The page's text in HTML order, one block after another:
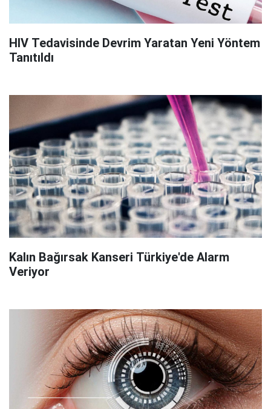
HIV Tedavisinde Devrim Yaratan Yeni Yöntem
Tanıtıldı
Kalın Bağırsak Kanseri Türkiye'de Alarm
Veriyor